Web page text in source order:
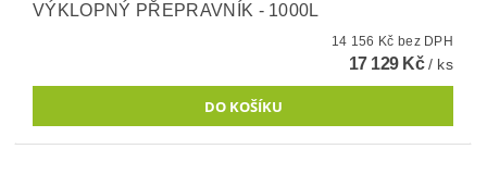
VÝKLOPNÝ PŘEPRAVNÍK - 1000L
14 156 Kč bez DPH
17 129 Kč/ ks